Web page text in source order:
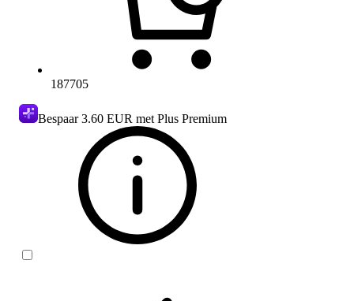
187705
Bespaar3.60 EUR met Plus Premium